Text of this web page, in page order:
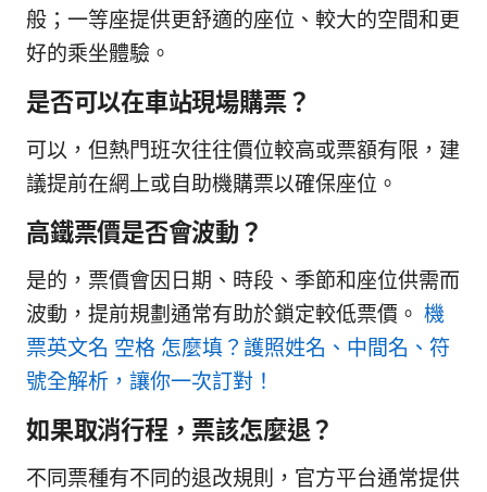
般；一等座提供更舒適的座位、較大的空間和更
好的乘坐體驗。
是否可以在車站現場購票？
可以，但熱門班次往往價位較高或票額有限，建
議提前在網上或自助機購票以確保座位。
高鐵票價是否會波動？
是的，票價會因日期、時段、季節和座位供需而
波動，提前規劃通常有助於鎖定較低票價。 機
票英文名 空格 怎麼填？護照姓名、中間名、符
號全解析，讓你一次訂對！
如果取消行程，票該怎麼退？
不同票種有不同的退改規則，官方平台通常提供